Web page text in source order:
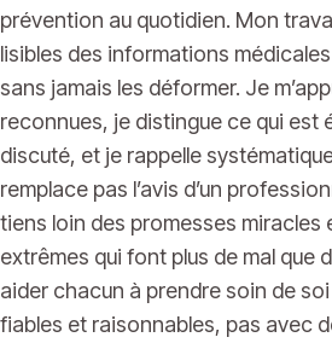
prévention au quotidien. Mon
lisibles des informations
sans jamais les déformer. Je
reconnues, je distingue ce qui est
discuté, et je rappelle
remplace pas l’avis d’un
tiens loin des promesses miracles
extrêmes qui font plus de mal que
aider chacun à prendre soin de
fiables et raisonnables, pas avec